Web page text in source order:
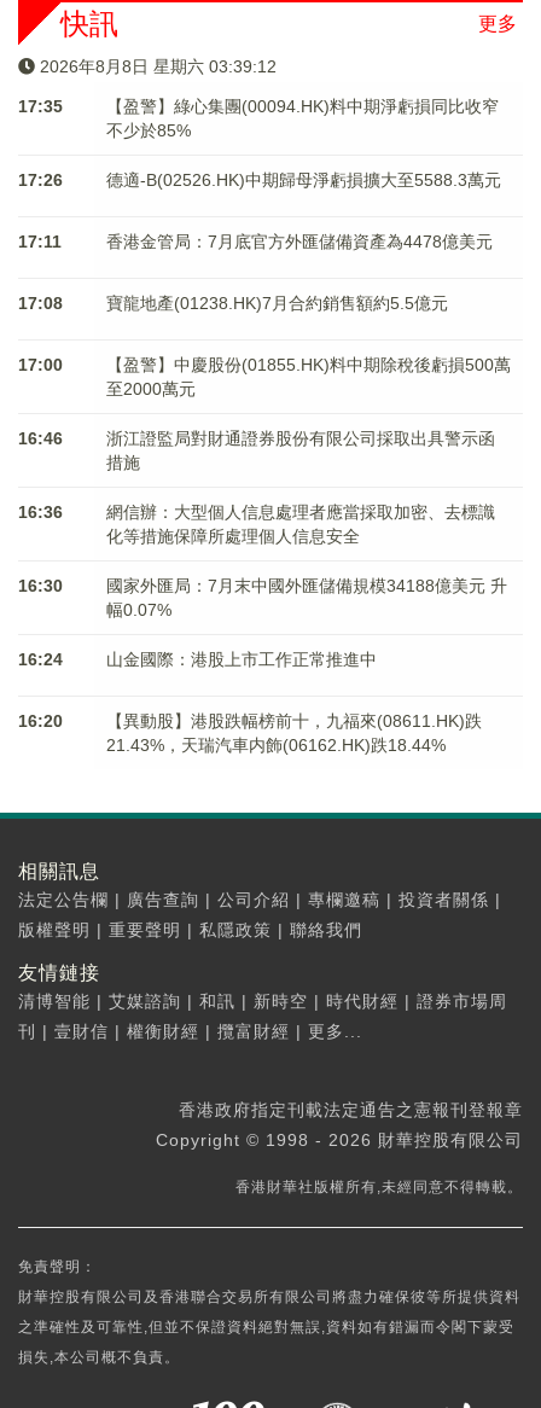
更多
快訊
2026年8月8日 星期六 03:39:12
17:35
【盈警】綠心集團(00094.HK)料中期淨虧損同比收窄
不少於85%
17:26 德適-B(02526.HK)中期歸母淨虧損擴大至5588.3萬元
17:11 香港金管局：7月底官方外匯儲備資產為4478億美元
17:08 寶龍地產(01238.HK)7月合約銷售額約5.5億元
17:00
【盈警】中慶股份(01855.HK)料中期除稅後虧損500萬
至2000萬元
16:46
浙江證監局對財通證券股份有限公司採取出具警示函
措施
16:36
網信辦：大型個人信息處理者應當採取加密、去標識
化等措施保障所處理個人信息安全
16:30
國家外匯局：7月末中國外匯儲備規模34188億美元 升
幅0.07%
16:24 山金國際：港股上市工作正常推進中
16:20
【異動股】港股跌幅榜前十，九福來(08611.HK)跌
21.43%，天瑞汽車内飾(06162.HK)跌18.44%
相關訊息
法定公告欄 | 廣告查詢 | 公司介紹 | 專欄邀稿 | 投資者關係 |
版權聲明 | 重要聲明 | 私隱政策 | 聯絡我們
友情鏈接
清博智能 | 艾媒諮詢 | 和訊 | 新時空 | 時代財經 | 證券市場周
刊
| 壹財信 | 權衡財經 | 攬富財經 | 更多...
香港政府指定刊載法定通告之憲報刊登報章
Copyright © 1998 - 2026 財華控股有限公司
香港財華社版權所有,未經同意不得轉載。
免責聲明：
財華控股有限公司及香港聯合交易所有限公司將盡力確保彼等所提供資料
之準確性及可靠性,但並不保證資料絕對無誤,資料如有錯漏而令閣下蒙受
損失,本公司概不負責。